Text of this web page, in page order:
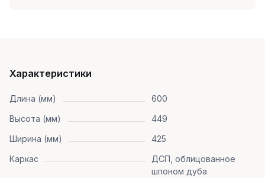
Характеристики
Длина (мм)
600
Высота (мм)
449
Ширина (мм)
425
Каркас
ДСП, облицованное
шпоном дуба